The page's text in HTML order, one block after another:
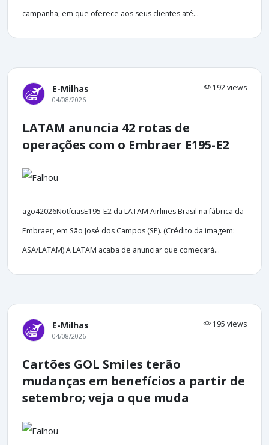
campanha, em que oferece aos seus clientes até...
E-Milhas 192 views
04/08/2026
LATAM anuncia 42 rotas de
operações com o Embraer E195-E2
ago42026NotíciasE195-E2 da LATAM Airlines Brasil na fábrica da
Embraer, em São José dos Campos (SP). (Crédito da imagem:
ASA/LATAM).A LATAM acaba de anunciar que começará...
E-Milhas 195 views
04/08/2026
Cartões GOL Smiles terão
mudanças em benefícios a partir de
setembro; veja o que muda